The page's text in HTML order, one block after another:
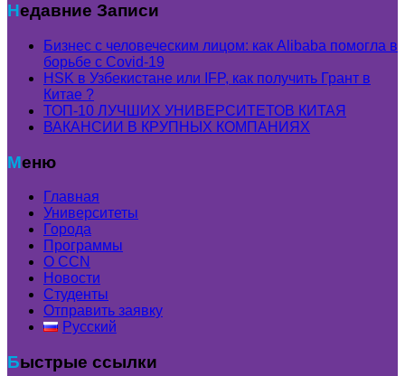
Недавние Записи
Бизнес с человеческим лицом: как Alibaba помогла в
борьбе с Covid-19
HSK в Узбекистане или IFP, как получить Грант в
Китае ?
ТОП-10 ЛУЧШИХ УНИВЕРСИТЕТОВ КИТАЯ
ВАКАНСИИ В КРУПНЫХ КОМПАНИЯХ
Меню
Главная
Университеты
Города
Программы
О CCN
Новости
Студенты
Отправить заявку
Русский
Быстрые ссылки